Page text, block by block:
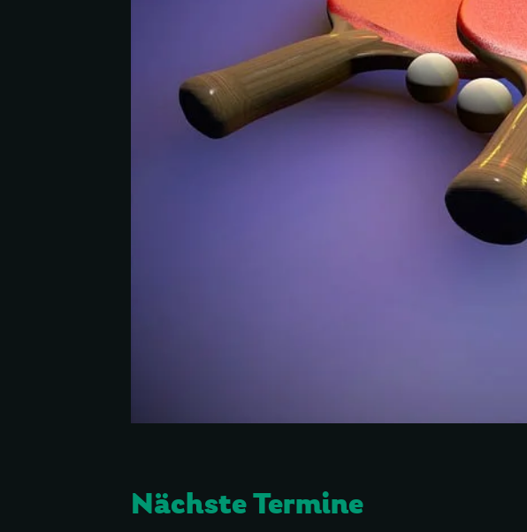
Nächste Termine